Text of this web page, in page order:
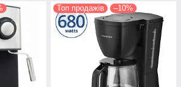
Топ продажів –10%